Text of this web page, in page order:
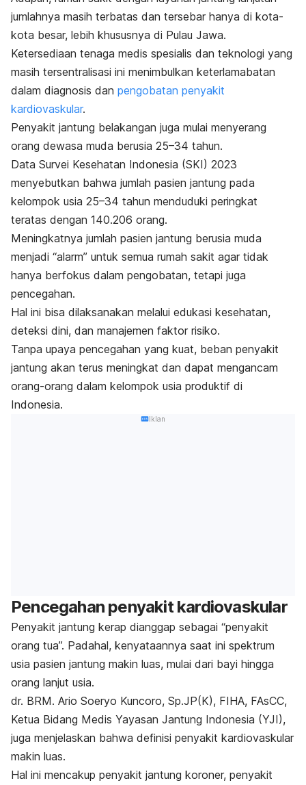
jumlahnya masih terbatas dan tersebar hanya di kota-
kota besar, lebih khususnya di Pulau Jawa.
Ketersediaan tenaga medis spesialis dan teknologi yang
masih tersentralisasi ini menimbulkan keterlamabatan
dalam diagnosis dan pengobatan penyakit
kardiovaskular.
Penyakit jantung belakangan juga mulai menyerang
orang dewasa muda berusia 25–34 tahun.
Data Survei Kesehatan Indonesia (SKI) 2023
menyebutkan bahwa jumlah pasien jantung pada
kelompok usia 25–34 tahun menduduki peringkat
teratas dengan 140.206 orang.
Meningkatnya jumlah pasien jantung berusia muda
menjadi “alarm” untuk semua rumah sakit agar tidak
hanya berfokus dalam pengobatan, tetapi juga
pencegahan.
Hal ini bisa dilaksanakan melalui edukasi kesehatan,
deteksi dini, dan manajemen faktor risiko.
Tanpa upaya pencegahan yang kuat, beban penyakit
jantung akan terus meningkat dan dapat mengancam
orang-orang dalam kelompok usia produktif di
Indonesia.
Iklan
Pencegahan penyakit kardiovaskular
Penyakit jantung kerap dianggap sebagai “penyakit
orang tua”. Padahal, kenyataannya saat ini spektrum
usia pasien jantung makin luas, mulai dari bayi hingga
orang lanjut usia.
dr. BRM. Ario Soeryo Kuncoro, Sp.JP(K), FIHA, FAsCC,
Ketua Bidang Medis Yayasan Jantung Indonesia (YJI),
juga menjelaskan bahwa definisi penyakit kardiovaskular
makin luas.
Hal ini mencakup penyakit jantung koroner, penyakit